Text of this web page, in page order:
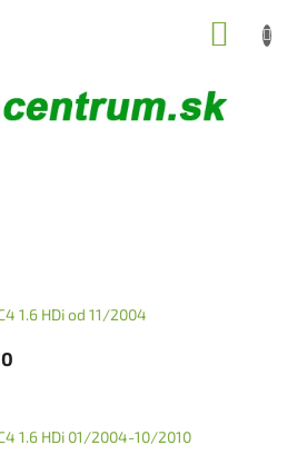
1.6 HDi od 11/2004
1.6 HDi 01/2004-10/2010